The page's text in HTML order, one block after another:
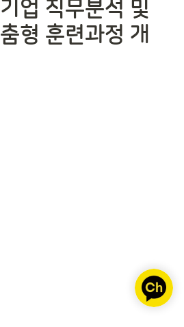
업 직무분석 및
형 훈련과정 개